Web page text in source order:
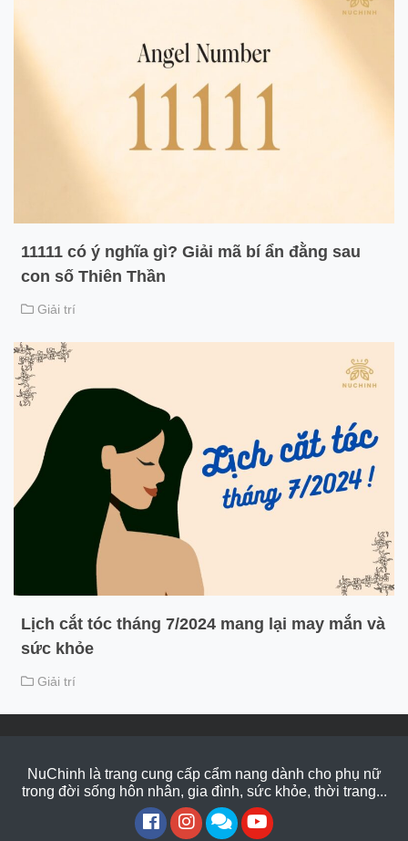
11111 có ý nghĩa gì? Giải mã bí ẩn đằng sau
con số Thiên Thần
Giải trí
Lịch cắt tóc tháng 7/2024 mang lại may mắn và
sức khỏe
Giải trí
NuChinh là trang cung cấp cẩm nang dành cho phụ nữ
trong đời sống hôn nhân, gia đình, sức khỏe, thời trang...